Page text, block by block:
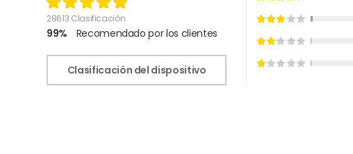
28613 Clasificación
99% Recomendado por los clientes
Clasificación del dispositivo